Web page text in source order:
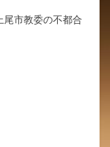
尾市教委の不都合